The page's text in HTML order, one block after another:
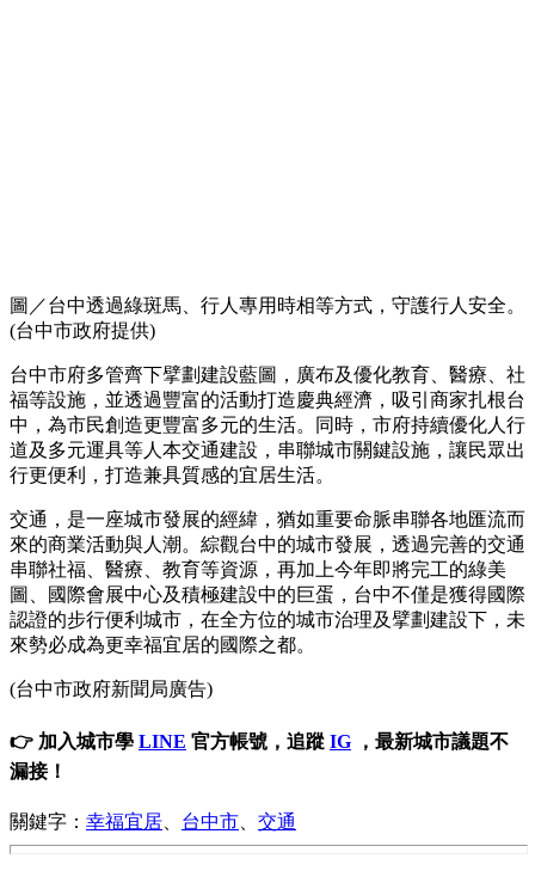
圖／台中透過綠斑馬、行人專用時相等方式，守護行人安全。
(台中市政府提供)
台中市府多管齊下擘劃建設藍圖，廣布及優化教育、醫療、社
福等設施，並透過豐富的活動打造慶典經濟，吸引商家扎根台
中，為市民創造更豐富多元的生活。同時，市府持續優化人行
道及多元運具等人本交通建設，串聯城市關鍵設施，讓民眾出
行更便利，打造兼具質感的宜居生活。
交通，是一座城市發展的經緯，猶如重要命脈串聯各地匯流而
來的商業活動與人潮。綜觀台中的城市發展，透過完善的交通
串聯社福、醫療、教育等資源，再加上今年即將完工的綠美
圖、國際會展中心及積極建設中的巨蛋，台中不僅是獲得國際
認證的步行便利城市，在全方位的城市治理及擘劃建設下，未
來勢必成為更幸福宜居的國際之都。
(台中市政府新聞局廣告)
👉 加入城市學 LINE 官方帳號，追蹤 IG ，最新城市議題不
漏接！
關鍵字： 幸福宜居 台中市 交通